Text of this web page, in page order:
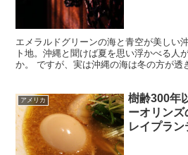
エメラルドグリーンの海と青空が美しい
ト地。沖縄と聞けば夏を思い浮かべる人
か。 ですが、実は沖縄の海は冬の方が透
アメリカ
樹齢300年
ーオリン
レイプラ